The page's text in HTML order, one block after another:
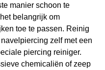
manier schoon te
belangrijk om
toe te passen. Reinig
zelf met een
piercing reiniger.
chemicaliën of zeep